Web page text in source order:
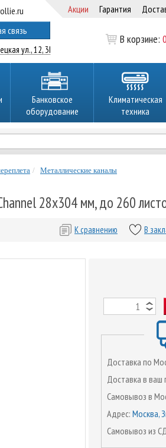
связь
ул., 12, 3Ц
Акции Гарантия
В корзине:0
Банковское
оборудование
Климатическая
техника
Металлические каналы
28х304 мм, до 260
В
К сравнению
Доставка по
Доставка в ваш
Самовывоз в
Адрес: Москва,
Самовывоз из